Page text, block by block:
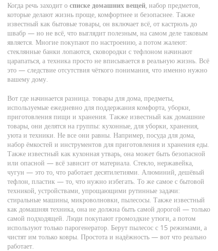
Когда речь заходит о списке домашних вещей, набор предметов,
которые делают жизнь проще, комфортнее и безопаснее. Также
известный как бытовые товары, он включает всё, от кастрюль до
швабр — но не всё, что выглядит полезным, на самом деле таковым
является. Многие покупают по настроению, а потом жалеют:
стеклянные банки лопаются, сковородки с тефлоном начинают
царапаться, а техника просто не вписывается в реальную жизнь. Всё
это — следствие отсутствия чёткого понимания, что именно нужно
вашему дому.
Вот где начинается разница. товары для дома, предметы,
используемые ежедневно для поддержания комфорта, уборки,
приготовления пищи и хранения. Также известный как домашние
товары, они делятся на группы: кухонные, для уборки, хранения,
уюта и техники. Не все они равны. Например, посуда для дома,
набор ёмкостей и инструментов для приготовления и хранения еды.
Также известный как кухонная утварь, она может быть безопасной
или опасной — всё зависит от материала. Стекло, нержавейка,
чугун — это то, что работает десятилетиями. Алюминий, дешёвый
тефлон, пластик — то, что нужно избегать. То же самое с бытовой
техникой, устройствами, упрощающими рутинные задачи:
стиральные машины, микроволновки, пылесосы. Также известный
как домашняя техника, она не должна быть самой дорогой — только
самой подходящей. Люди покупают громоздкие утюги, а потом
используют только парогенератор. Берут пылесос с 15 режимами, а
чистят им только ковры. Простота и надёжность — вот что реально
работает.